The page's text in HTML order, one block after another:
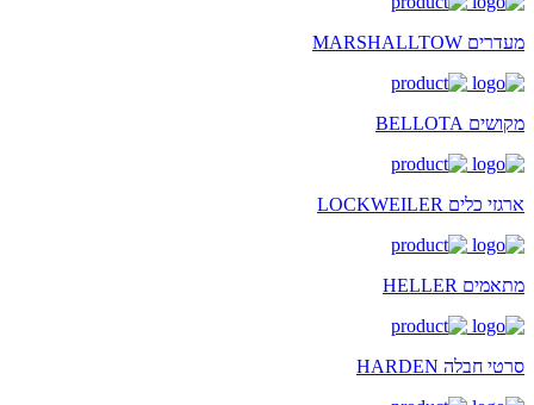
מעדרים MARSHALLTOW
מקושים BELLOTA
ארגזי כלים LOCKWEILER
מתאמים HELLER
סרטי חבלה HARDEN